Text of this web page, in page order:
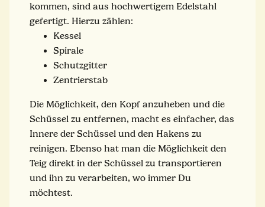
kommen, sind aus hochwertigem Edelstahl
gefertigt. Hierzu zählen:
Kessel
Spirale
Schutzgitter
Zentrierstab
Die Möglichkeit, den Kopf anzuheben und die
Schüssel zu entfernen, macht es einfacher, das
Innere der Schüssel und den Hakens zu
reinigen. Ebenso hat man die Möglichkeit den
Teig direkt in der Schüssel zu transportieren
und ihn zu verarbeiten, wo immer Du
möchtest.